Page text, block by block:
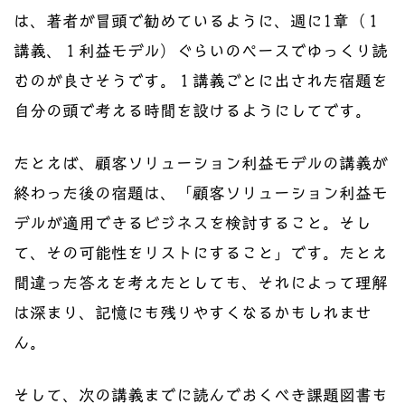
は、著者が冒頭で勧めているように、週に1章（１
講義、１利益モデル）ぐらいのペースでゆっくり読
むのが良さそうです。１講義ごとに出された宿題を
自分の頭で考える時間を設けるようにしてです。
たとえば、顧客ソリューション利益モデルの講義が
終わった後の宿題は、「顧客ソリューション利益モ
デルが適用できるビジネスを検討すること。そし
て、その可能性をリストにすること」です。たとえ
間違った答えを考えたとしても、それによって理解
は深まり、記憶にも残りやすくなるかもしれませ
ん。
そして、次の講義までに読んでおくべき課題図書も